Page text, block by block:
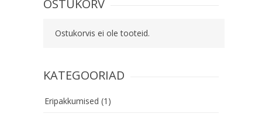
OSTUKORV
Ostukorvis ei ole tooteid.
KATEGOORIAD
Eripakkumised (1)